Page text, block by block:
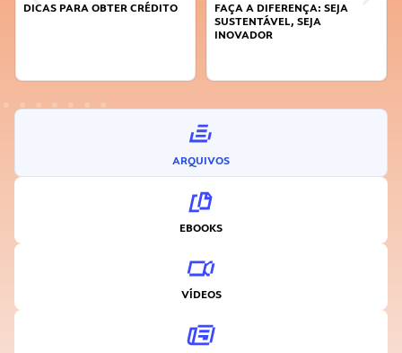
DICAS PARA OBTER CRÉDITO
FAÇA A DIFERENÇA: SEJA
SUSTENTÁVEL, SEJA
INOVADOR
ARQUIVOS
EBOOKS
VÍDEOS